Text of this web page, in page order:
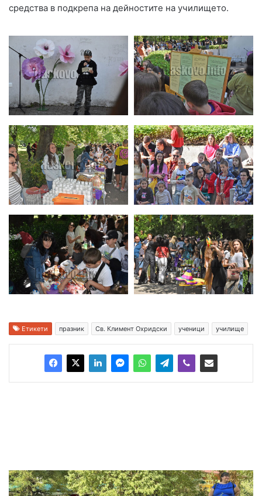
средства в подкрепа на дейностите на училището.
Етикети празник Св. Климент Охридски ученици училище